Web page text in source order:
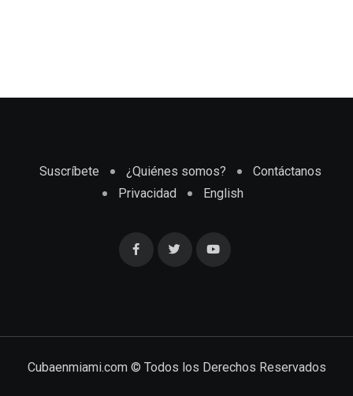
Suscríbete ¿Quiénes somos?
Contáctanos
Privacidad
English
Cubaenmiami.com © Todos los Derechos Reservados